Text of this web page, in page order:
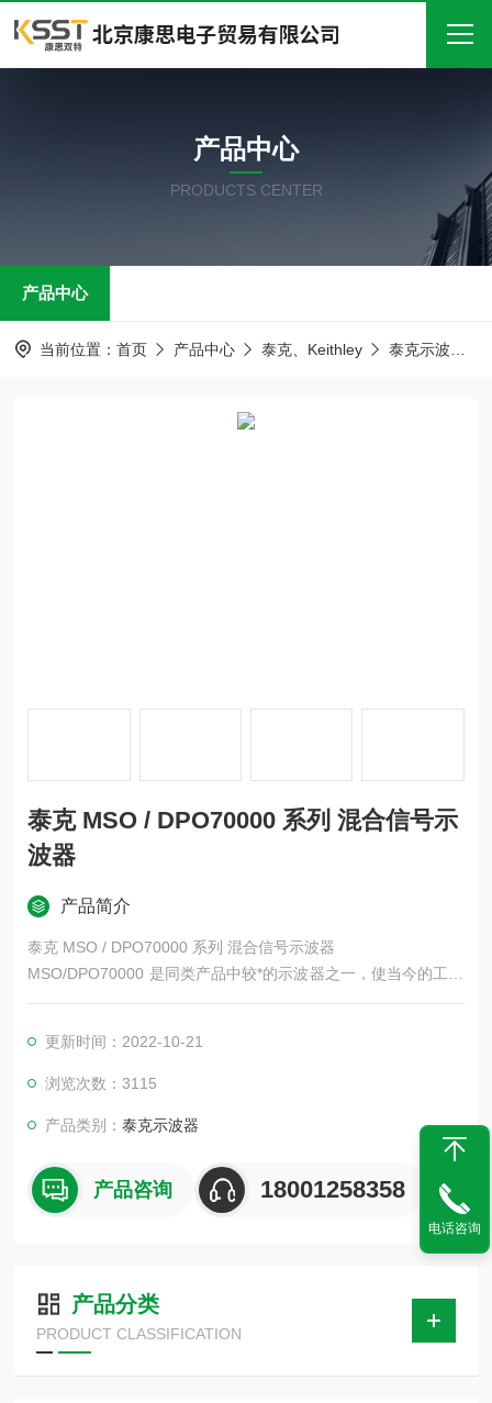
关于我们
产品中心
在线留言
产品中心
PRODUCTS CENTER
产品中心
当前位置： 首页 产品中心 泰克、Keithley 泰克示波器
泰克 MSO / DPO70000 系列 混合信号示
波器
产品简介
泰克 MSO / DPO70000 系列 混合信号示波器
MSO/DPO70000 是同类产品中较*的示波器之一，使当今的工程
师能够以超小的噪声更好地查看信号、更快地调试信号异常以及
SO/DPO70000 非常适合于模拟/数字设计和调试、数据通信和高
速串行通信。
更新时间：2022-10-21
浏览次数：3115
产品类别：泰克示波器
产品咨询 18001258358
产品分类
PRODUCT CLASSIFICATION
电话咨询